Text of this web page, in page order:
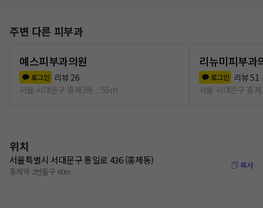
주변 다른 피부과
예스피부과의원
로그인 리뷰 26
서울 서대문구 홍제3동
55m
리뉴미피부과
로그인 리뷰51
서울 서대문구 홍
위치
서울특별시 서대문구 통일로 436 (홍제동)
홍제역 2번출구 60m
복사